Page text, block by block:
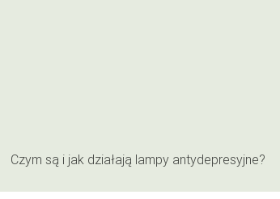
Czym są i jak działają lampy antydepresyjne?